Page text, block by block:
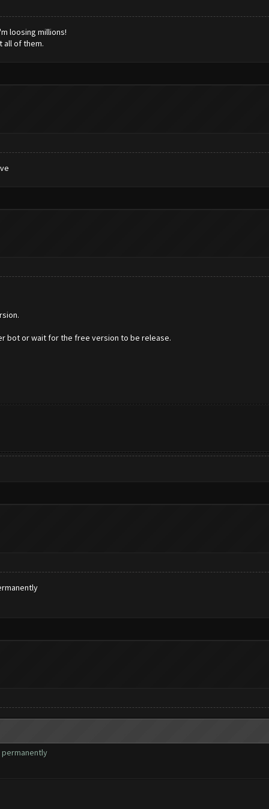
loosing millions!
all of them.
bot or wait for the free version to be release.